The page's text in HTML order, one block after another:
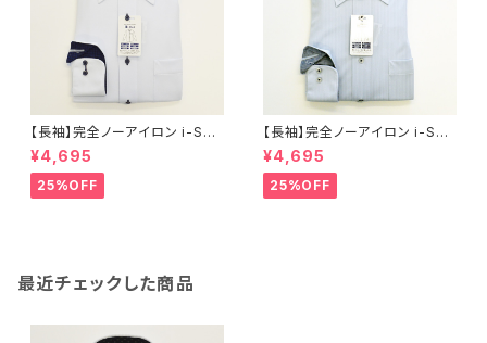
【長袖】完全ノーアイロン i-Shir
t｜ワイシャツ 形態安定 レギュ
ラーシルエット ボタンダウン ド
ビー メンズ ビジネス dhw397
a-bd-81 サックス
¥4,695
25%OFF
【長袖】完全ノーアイロン i-Shir
t｜ワイシャツ 形態安定 レギュ
ラーシルエット ボタンダウン ス
トライプ メンズ ビジネス dhw3
¥4,695
25%OFF
最近チェックした商品